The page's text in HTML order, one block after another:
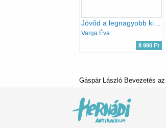
Varga Éva
8 990 Ft
Gáspár László Bevezetés